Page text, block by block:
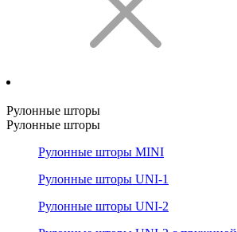
Рулонные шторы
Рулонные шторы
Рулонные шторы MINI
Рулонные шторы UNI-1
Рулонные шторы UNI-2